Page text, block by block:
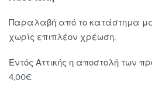
Παραλαβή από το κατάστημα
χωρίς επιπλέον χρέωση.
Εντός Αττικής η αποστολή των
4,00€